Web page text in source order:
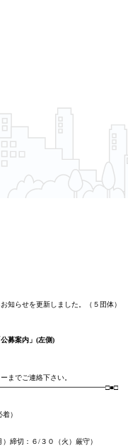
知らせを更新しました。（５団体）
募案内」(左側)
までご連絡下さい。
）
締切：６/３０（火）厳守）